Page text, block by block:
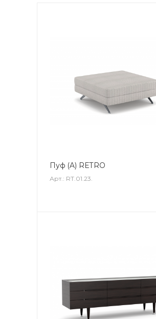
Пуф (A) RETRO
Арт.: RT.01.23.